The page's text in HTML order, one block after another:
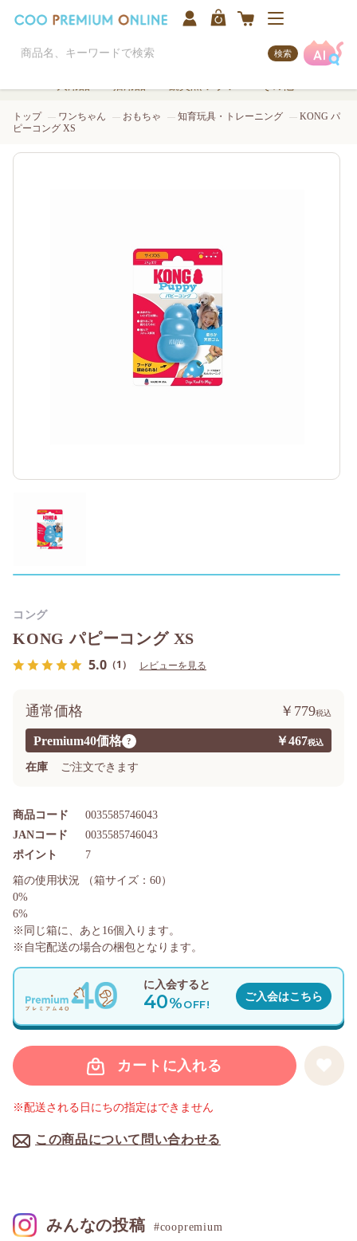
検索
トップ ワンちゃん おもちゃ 知育玩具・トレーニング
KONG パ
ピーコング XS
KONG パピーコング XS
5.0 （1） レビューを見る
Premium40価格 ? ￥467
通常価格 ￥779
在庫 ご注文できます
商品コード 0035585746043
ポイント 7
JANコード 0035585746043
カートに入れる
この商品について問い合わせる
コング
※配送される日にちの指定はできません
に入会すると
40%OFF!
ご入会はこちら
箱の使用状況
（箱サイズ：60）
0%
6%
※同じ箱に、あと 16個入ります。
※自宅配送の場合の梱包となります。
みんなの投稿 #coopremium